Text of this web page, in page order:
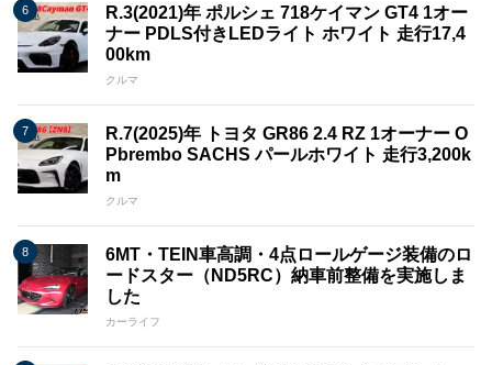
R.3(2021)年 ポルシェ 718ケイマン GT4 1オー
ナー PDLS付きLEDライト ホワイト 走行17,4
00km
クルマ
R.7(2025)年 トヨタ GR86 2.4 RZ 1オーナー O
Pbrembo SACHS パールホワイト 走行3,200k
m
クルマ
6MT・TEIN車高調・4点ロールゲージ装備のロ
ードスター（ND5RC）納車前整備を実施しま
した
カーライフ